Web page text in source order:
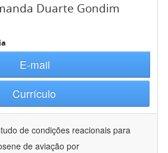
Duarte Gondim
E-mail
Currículo
de condições reacionais para
de aviação por